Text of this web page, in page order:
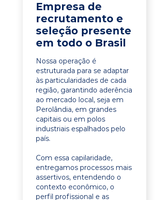
Empresa de
recrutamento e
seleção presente
em todo o Brasil
Nossa operação é
estruturada para se adaptar
às particularidades de cada
região, garantindo aderência
ao mercado local, seja em
Perolândia, em grandes
capitais ou em polos
industriais espalhados pelo
país.
Com essa capilaridade,
entregamos processos mais
assertivos, entendendo o
contexto econômico, o
perfil profissional e as